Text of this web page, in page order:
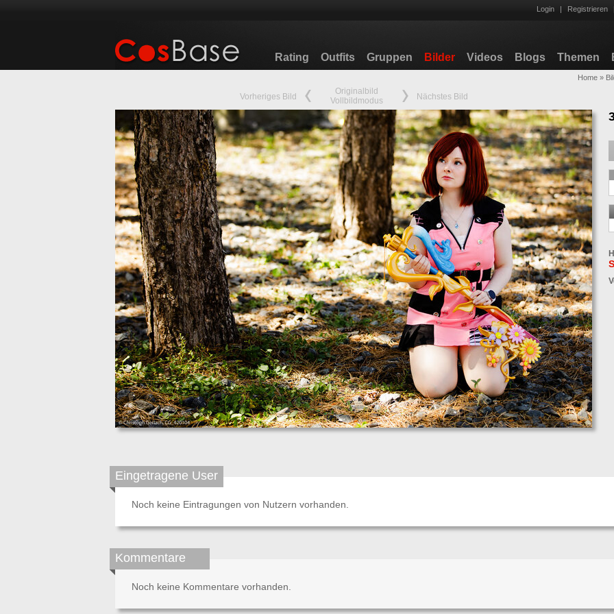
Login | Registrieren
Rating Outfits Gruppen Bilder Videos Blogs Themen
Home »
Vorheriges Bild
Originalbild
Vollbildmodus
Nächstes Bild
Eingetragene User
Noch keine Eintragungen von Nutzern vorhanden.
Kommentare
Noch keine Kommentare vorhanden.